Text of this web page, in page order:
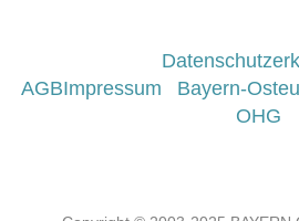
AGBImpressum
Bayern-
OHG